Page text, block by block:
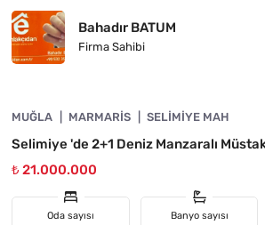
Bahadır BATUM
Firma Sahibi
ÖNE ÇIKAN
MUĞLA MARMARIS SELIMIYE MAH
Selimiye 'de 2+1 Deniz Manzaralı
₺ 21.000.000
Oda sayısı Banyo sayısı